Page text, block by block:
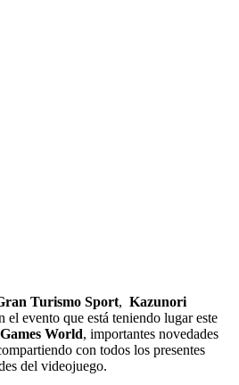
Turismo Sport, Kazunori
el evento que está teniendo lugar este
Games World, importantes novedades
con todos los presentes
del videojuego.